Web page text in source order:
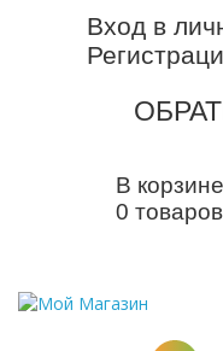
Вход в
В корзине
0 товаров